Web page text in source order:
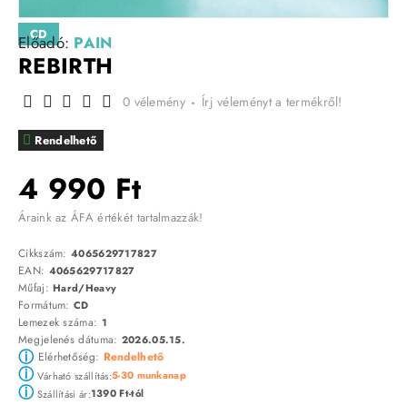
CD
Előadó: PAIN
REBIRTH
Rendelhető
0 vélemény - Írj véleményt a termékről!
4 990 Ft
Áraink az ÁFA értékét tartalmazzák!
Cikkszám: 4065629717827
EAN: 4065629717827
Műfaj:Hard/Heavy
Formátum: CD
Lemezek száma: 1
Megjelenés dátuma: 2026.05.15.
ⓘElérhetőség: Rendelhető
ⓘVárható szállítás:5-30 munkanap
ⓘSzállítási ár:1390 Ft-tól